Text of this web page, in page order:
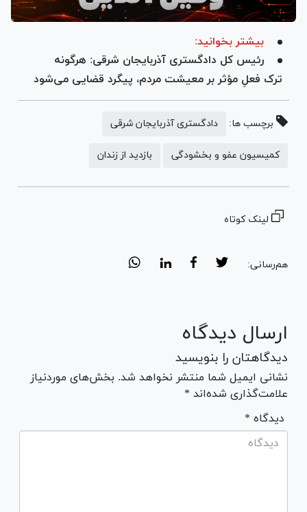
بیشتر بخوانید:
رئیس کل دادگستری آذربایجان شرقی: هرگونه
ترک فعلِ مؤثر بر معیشت مردم، پیگرد قضایی می‌شود
برچسب ها: دادگستری آذربایجان شرقی
کمیسیون عفو و بخشودگی بازدید از زندان
لینک کوتاه
هم‌رسانی:
ارسال دیدگاه
دیدگاهتان را بنویسید
نشانی ایمیل شما منتشر نخواهد شد. بخش‌های موردنیاز
علامت‌گذاری شده‌اند *
* دیدگاه